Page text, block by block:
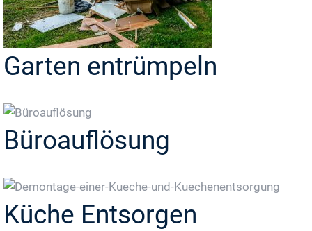
Garten entrümpeln
Büroauflösung
Küche Entsorgen